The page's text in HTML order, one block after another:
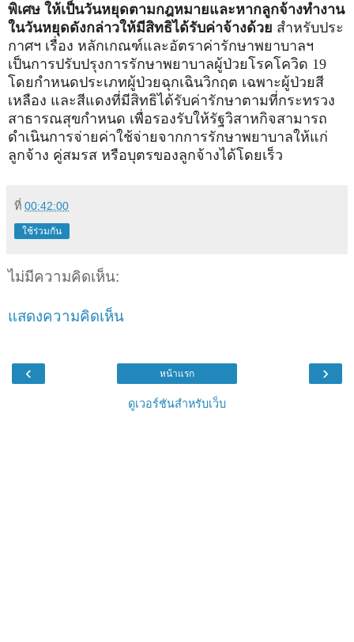
พิเศษ ให้เป็นวันหยุดตามกฎหมายและหากลูกจ้างทำงาน
ในวันหยุดดังกล่าวให้มีสิทธิได้รับค่าจ้างด้วย สำหรับประ
กาศฯ เรื่อง หลักเกณฑ์และอัตราค่ารักษาพยาบาลฯ
เป็นการปรับปรุงการรักษาพยาบาลผู้ป่วยโรคโควิด 19
โดยกำหนดประเภทผู้ป่วยฉุกเฉินวิกฤต เฉพาะผู้ป่วยสี
เหลือง และสีแดงที่มีสิทธิได้รับค่ารักษาตามที่กระทรวง
สาธารณสุขกำหนด เพื่อรองรับให้รัฐวิสาหกิจสามารถ
ดำเนินการจ่ายค่าใช้จ่ายจากการรักษาพยาบาลให้แก่
ลูกจ้าง คู่สมรส หรือบุตรของลูกจ้างได้โดยเร็ว
ที่ 00:42:00
ใช้ร่วมกัน
ไม่มีความคิดเห็น:
แสดงความคิดเห็น
‹ ›
หน้าแรก
ดูเวอร์ชันสำหรับเว็บ